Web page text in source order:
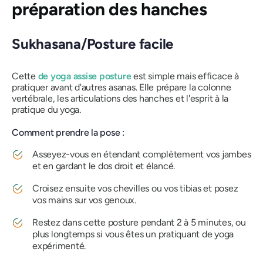
préparation des hanches
Sukhasana/Posture facile
Cette de yoga assise postureest simple mais efficace à
pratiquer avant d'autres asanas. Elle prépare la colonne
vertébrale, les articulations des hanches et l'esprit à la
pratique du yoga.
Comment prendre la pose :
Asseyez-vous en étendant complètement vos jambes
et en gardant le dos droit et élancé.
Croisez ensuite vos chevilles ou vos tibias et posez
vos mains sur vos genoux.
Restez dans cette posture pendant 2 à 5 minutes, ou
plus longtemps si vous êtes un pratiquant de yoga
expérimenté.